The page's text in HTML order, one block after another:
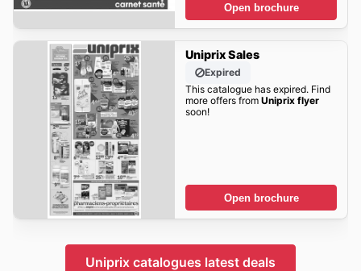
Open brochure
Uniprix Sales
Expired
This catalogue has expired. Find
more offers from Uniprix flyer
soon!
Open brochure
Uniprix catalogues latest deals